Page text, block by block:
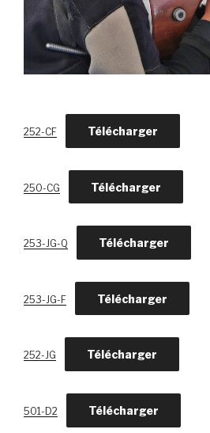
252-CF Télécharger
250-CG Télécharger
253-JG-Q Télécharger
253-JG-F Télécharger
252-JG Télécharger
501-D2 Télécharger